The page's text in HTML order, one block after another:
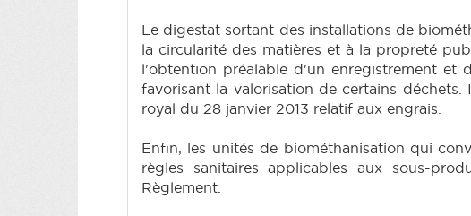
Le digestat sortant des installations de
la circularité des matières et à la propreté
l'obtention préalable d'un enregistrement et
favorisant la valorisation de certains
royal du 28 janvier 2013 relatif aux engrais.
Enfin, les unités de biométhanisation qui
règles sanitaires applicables aux sous-
Règlement.